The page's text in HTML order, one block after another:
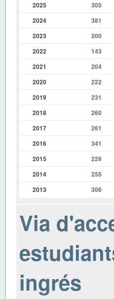
2025
305
2024
381
2023
200
2022
143
2021
204
2020
222
2019
231
2018
260
2017
261
2016
341
2015
229
2014
255
2013
306
Via
ingrés